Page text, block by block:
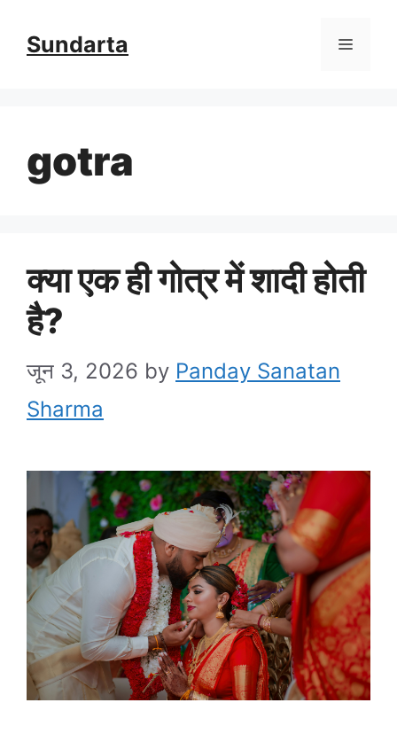
Sundarta Menu
gotra
क्या एक ही गोत्र में शादी होती
है?
जून 3, 2026 by Panday Sanatan
Sharma